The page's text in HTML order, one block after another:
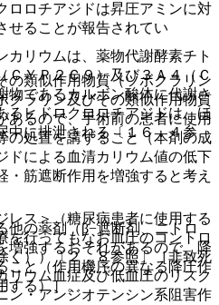
ロロチアジドは昇圧アミンに対
せることが報告されてい
類似作用物質（ツボクラリン
クラリン及びその類似作用物質
あるので、手術前の患者に使用
の処置を講ずること（本剤の成
ドによる血清カリウム値の低下
・筋遮断作用を増強すると考え
の薬剤（β−遮断剤、ニトロ
増強するおそれがあるので、降
こと（作用機序の異なる降圧作
する）］。
カリウムは、薬物代謝酵素チト
ＹＰ２Ｃ９）及び３Ａ４（Ｃ
物であるカルボン酸体に代謝さ
るヒドロクロロチアジドは、ほ
中に排泄される〔１６．４参
ス＞（糖尿病患者に使用する
を行ってもなお血圧のコントロ
く））〔２．８参照〕［非致死
リウム血症及び低血圧のリスク
ン・アンジオテンシン系阻害作